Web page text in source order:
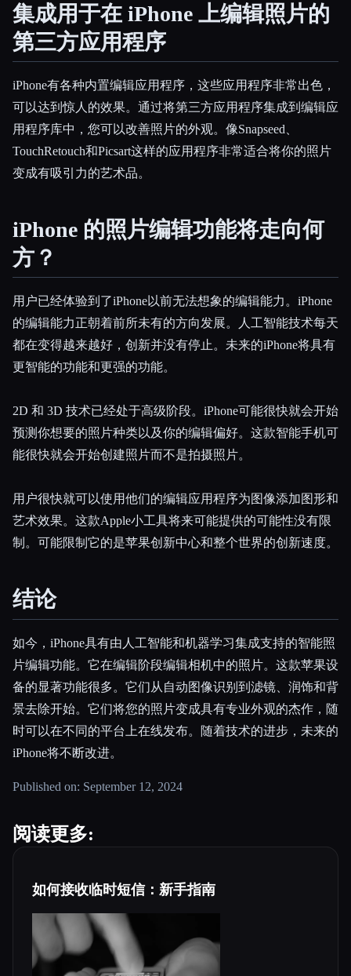
集成用于在 iPhone 上编辑照片的
第三方应用程序
iPhone有各种内置编辑应用程序，这些应用程序非常出色，
可以达到惊人的效果。通过将第三方应用程序集成到编辑应
用程序库中，您可以改善照片的外观。像Snapseed、
TouchRetouch和Picsart这样的应用程序非常适合将你的照片
变成有吸引力的艺术品。
iPhone 的照片编辑功能将走向何
方？
用户已经体验到了iPhone以前无法想象的编辑能力。iPhone
的编辑能力正朝着前所未有的方向发展。人工智能技术每天
都在变得越来越好，创新并没有停止。未来的iPhone将具有
更智能的功能和更强的功能。
2D 和 3D 技术已经处于高级阶段。iPhone可能很快就会开始
预测你想要的照片种类以及你的编辑偏好。这款智能手机可
能很快就会开始创建照片而不是拍摄照片。
用户很快就可以使用他们的编辑应用程序为图像添加图形和
艺术效果。这款Apple小工具将来可能提供的可能性没有限
制。可能限制它的是苹果创新中心和整个世界的创新速度。
结论
如今，iPhone具有由人工智能和机器学习集成支持的智能照
片编辑功能。它在编辑阶段编辑相机中的照片。这款苹果设
备的显著功能很多。它们从自动图像识别到滤镜、润饰和背
景去除开始。它们将您的照片变成具有专业外观的杰作，随
时可以在不同的平台上在线发布。随着技术的进步，未来的
iPhone将不断改进。
Published on: September 12, 2024
阅读更多:
如何接收临时短信：新手指南